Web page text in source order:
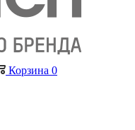
Корзина 0